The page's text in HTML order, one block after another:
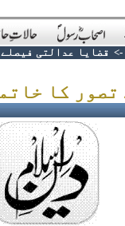
-> قضایا عدالتی فیصلے